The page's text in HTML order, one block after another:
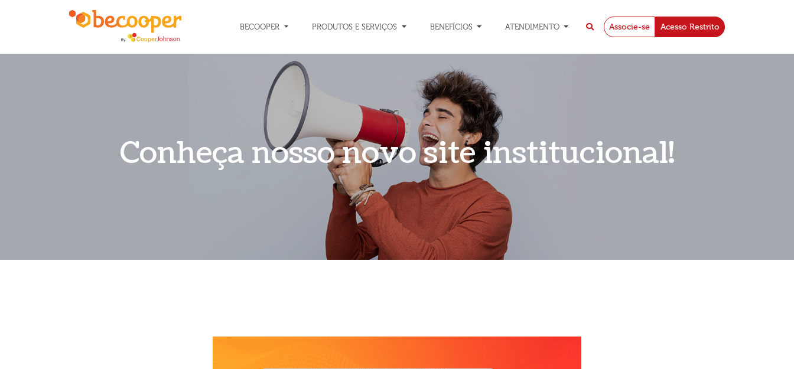
BECOOPER PRODUTOS E SERVIÇOS BENEFÍCIOS ATENDIMENTO Associe-se Acesso Restrito
Conheça nosso novo site institucional!